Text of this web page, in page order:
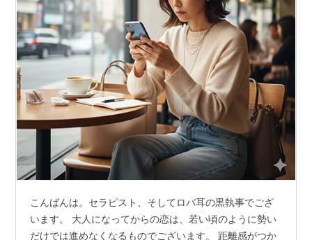
こんばんは。セラピスト、そしてロバ耳の黒執事でござ
います。 大人になってからの恋は、若い頃のように勢い
だけでは進めなくなるものでございます。 距離感がつか